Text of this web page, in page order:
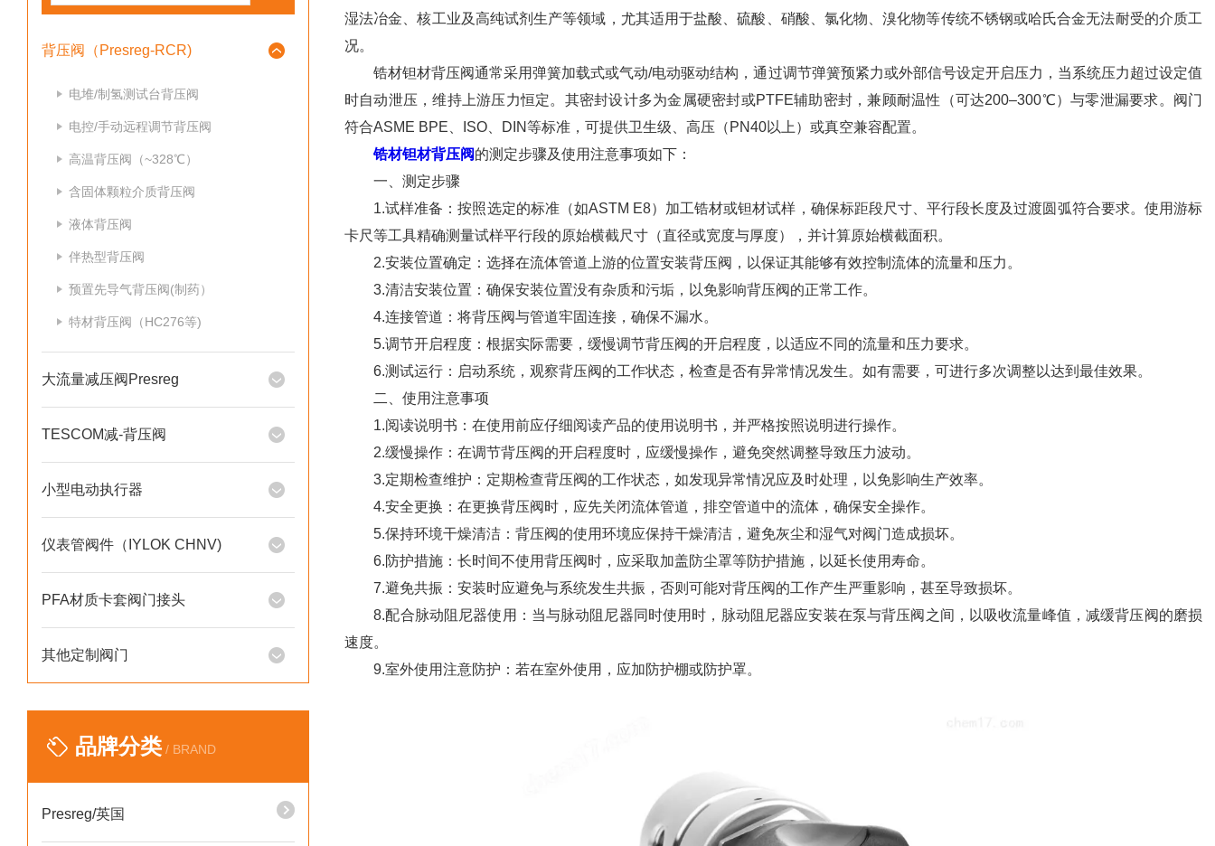
背压阀（Presreg-RCR)
电堆/制氢测试台背压阀
电控/手动远程调节背压阀
高温背压阀（~328℃）
含固体颗粒介质背压阀
液体背压阀
伴热型背压阀
预置先导气背压阀(制药）
特材背压阀（HC276等)
大流量减压阀Presreg
TESCOM减-背压阀
小型电动执行器
仪表管阀件（IYLOK CHNV)
PFA材质卡套阀门接头
其他定制阀门
品牌分类 / BRAND
Presreg/英国
湿法冶金、核工业及高纯试剂生产等领域，尤其适用于盐酸、硫酸、硝酸、氯化物、溴化物等传统不锈钢或哈氏合金无法耐受的介质工
况。
锆材钽材背压阀通常采用弹簧加载式或气动/电动驱动结构，通过调节弹簧预紧力或外部信号设定开启压力，当系统压力超过设定值
时自动泄压，维持上游压力恒定。其密封设计多为金属硬密封或PTFE辅助密封，兼顾耐温性（可达200–300℃）与零泄漏要求。阀门
符合ASME BPE、ISO、DIN等标准，可提供卫生级、高压（PN40以上）或真空兼容配置。
锆材钽材背压阀的测定步骤及使用注意事项如下：
一、测定步骤
1.试样准备：按照选定的标准（如ASTM E8）加工锆材或钽材试样，确保标距段尺寸、平行段长度及过渡圆弧符合要求。使用游标
卡尺等工具精确测量试样平行段的原始横截尺寸（直径或宽度与厚度），并计算原始横截面积。
2.安装位置确定：选择在流体管道上游的位置安装背压阀，以保证其能够有效控制流体的流量和压力。
3.清洁安装位置：确保安装位置没有杂质和污垢，以免影响背压阀的正常工作。
4.连接管道：将背压阀与管道牢固连接，确保不漏水。
5.调节开启程度：根据实际需要，缓慢调节背压阀的开启程度，以适应不同的流量和压力要求。
6.测试运行：启动系统，观察背压阀的工作状态，检查是否有异常情况发生。如有需要，可进行多次调整以达到最佳效果。
二、使用注意事项
1.阅读说明书：在使用前应仔细阅读产品的使用说明书，并严格按照说明进行操作。
2.缓慢操作：在调节背压阀的开启程度时，应缓慢操作，避免突然调整导致压力波动。
3.定期检查维护：定期检查背压阀的工作状态，如发现异常情况应及时处理，以免影响生产效率。
4.安全更换：在更换背压阀时，应先关闭流体管道，排空管道中的流体，确保安全操作。
5.保持环境干燥清洁：背压阀的使用环境应保持干燥清洁，避免灰尘和湿气对阀门造成损坏。
6.防护措施：长时间不使用背压阀时，应采取加盖防尘罩等防护措施，以延长使用寿命。
7.避免共振：安装时应避免与系统发生共振，否则可能对背压阀的工作产生严重影响，甚至导致损坏。
8.配合脉动阻尼器使用：当与脉动阻尼器同时使用时，脉动阻尼器应安装在泵与背压阀之间，以吸收流量峰值，减缓背压阀的磨损
速度。
9.室外使用注意防护：若在室外使用，应加防护棚或防护罩。